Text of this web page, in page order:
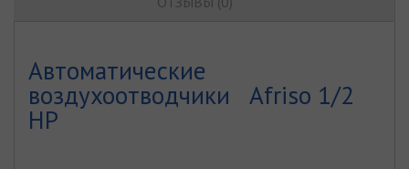
Автоматические
воздухоотводчики Afriso 1/2
НР